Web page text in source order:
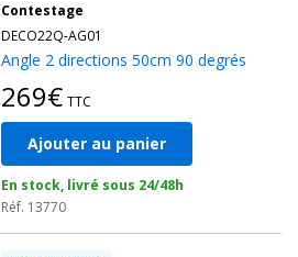
Contestage
DECO22Q-AG01
Angle 2 directions 50cm 90 degrés
269€ TTC
Ajouter au panier
En stock, livré sous 24/48h
Réf. 13770